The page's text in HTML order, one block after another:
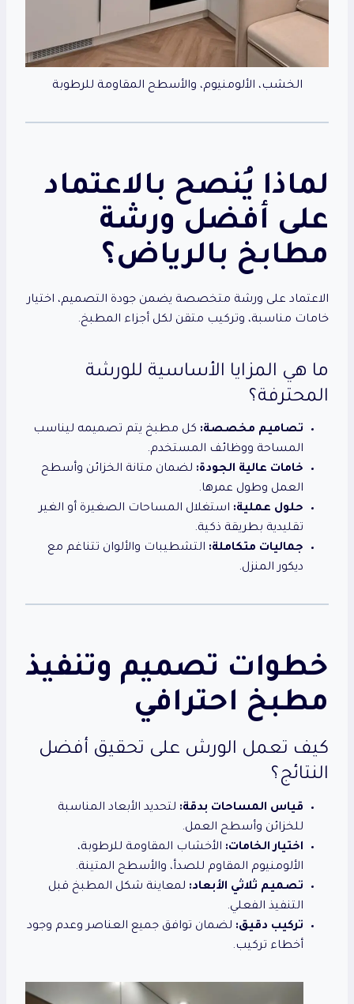
الخشب، الألومنيوم، والأسطح المقاومة للرطوبة
لماذا يُنصح بالاعتماد
على أفضل ورشة
مطابخ بالرياض؟
الاعتماد على ورشة متخصصة يضمن جودة التصميم، اختيار
خامات مناسبة، وتركيب متقن لكل أجزاء المطبخ.
ما هي المزايا الأساسية للورشة
المحترفة؟
تصاميم مخصصة: كل مطبخ يتم تصميمه ليناسب
المساحة ووظائف المستخدم.
خامات عالية الجودة: لضمان متانة الخزائن وأسطح
العمل وطول عمرها.
حلول عملية: استغلال المساحات الصغيرة أو الغير
تقليدية بطريقة ذكية.
جماليات متكاملة: التشطيبات والألوان تتناغم مع
ديكور المنزل.
خطوات تصميم وتنفيذ
مطبخ احترافي
كيف تعمل الورش على تحقيق أفضل
النتائج؟
قياس المساحات بدقة: لتحديد الأبعاد المناسبة
للخزائن وأسطح العمل.
اختيار الخامات: الأخشاب المقاومة للرطوبة،
الألومنيوم المقاوم للصدأ، والأسطح المتينة.
تصميم ثلاثي الأبعاد: لمعاينة شكل المطبخ قبل
التنفيذ الفعلي.
تركيب دقيق: لضمان توافق جميع العناصر وعدم وجود
أخطاء تركيب.